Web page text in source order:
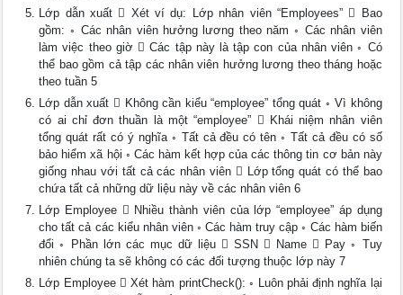
Lớp dẫn xuất  Xét ví dụ: Lớp nhân viên “Employees”  Bao
gồm: ◦ Các nhân viên hưởng lương theo năm ◦ Các nhân viên
làm việc theo giờ  Các tập này là tập con của nhân viên ◦ Có
thể bao gồm cả tập các nhân viên hưởng lương theo tháng hoặc
theo tuần 5
Lớp dẫn xuất  Không cần kiểu “employee” tổng quát ◦ Vì không
có ai chỉ đơn thuần là một “employee”  Khái niệm nhân viên
tổng quát rất có ý nghĩa ◦ Tất cả đều có tên ◦ Tất cả đều có số
bảo hiểm xã hội ◦ Các hàm kết hợp của các thông tin cơ bản này
giống nhau với tất cả các nhân viên  Lớp tổng quát có thể bao
chứa tất cả những dữ liệu này về các nhân viên 6
Lớp Employee  Nhiều thành viên của lớp “employee” áp dụng
cho tất cả các kiểu nhân viên ◦ Các hàm truy cập ◦ Các hàm biến
đổi ◦ Phần lớn các mục dữ liệu  SSN  Name  Pay ◦ Tuy
nhiên chúng ta sẽ không có các đối tượng thuộc lớp này 7
Lớp Employee  Xét hàm printCheck(): ◦ Luôn phải định nghĩa lại